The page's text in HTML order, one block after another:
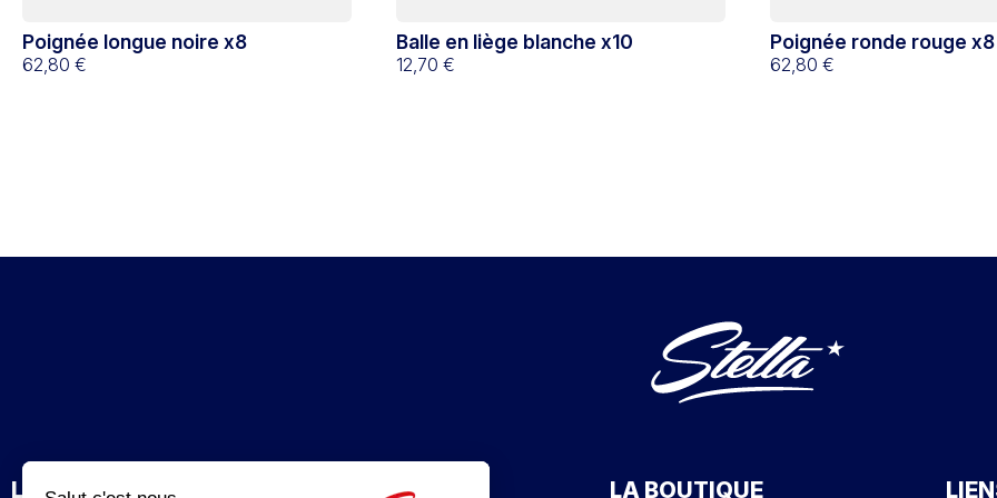
Poignée longue noire x8
62,80 €
Balle en liège blanche x10
12,70 €
Poignée ronde rouge x8
62,80 €
L’ENTREPRISE LA BOUTIQUE